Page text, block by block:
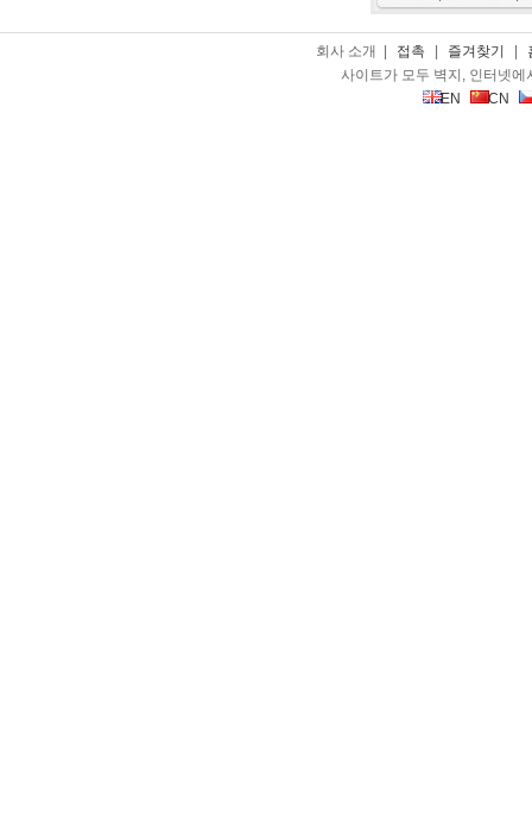
회사 소개 | 접촉 즐겨찾기
사이트가 모두 벽지, 인터넷
EN
CN